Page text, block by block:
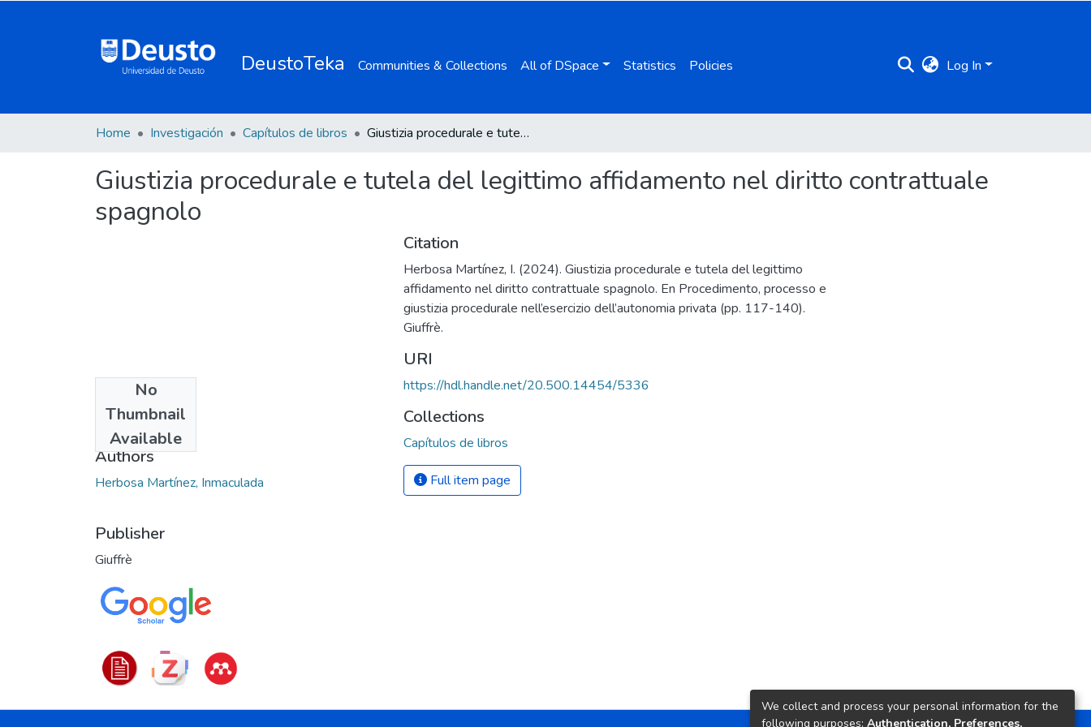
DeustoTeka Communities & Collections All of DSpace Statistics Policies Log In
Home Investigación Capítulos de libros Giustizia procedurale e tutela del legittimo affidamento nel diritto contrattuale spagnolo
Giustizia procedurale e tutela del legittimo affidamento nel diritto contrattuale
spagnolo
No
Thumbnail
Available
2024
Authors
Herbosa Martínez, Inmaculada
Publisher
Giuffrè
Citation
Herbosa Martínez, I. (2024). Giustizia procedurale e tutela del legittimo
affidamento nel diritto contrattuale spagnolo. En Procedimento, processo e
giustizia procedurale nell’esercizio dell’autonomia privata (pp. 117-140).
Giuffrè.
URI
https://hdl.handle.net/20.500.14454/5336
Collections
Capítulos de libros
Full item page
We collect and process your personal information for the
following purposes: Authentication, Preferences,